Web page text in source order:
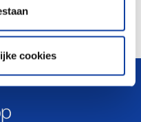
cookies